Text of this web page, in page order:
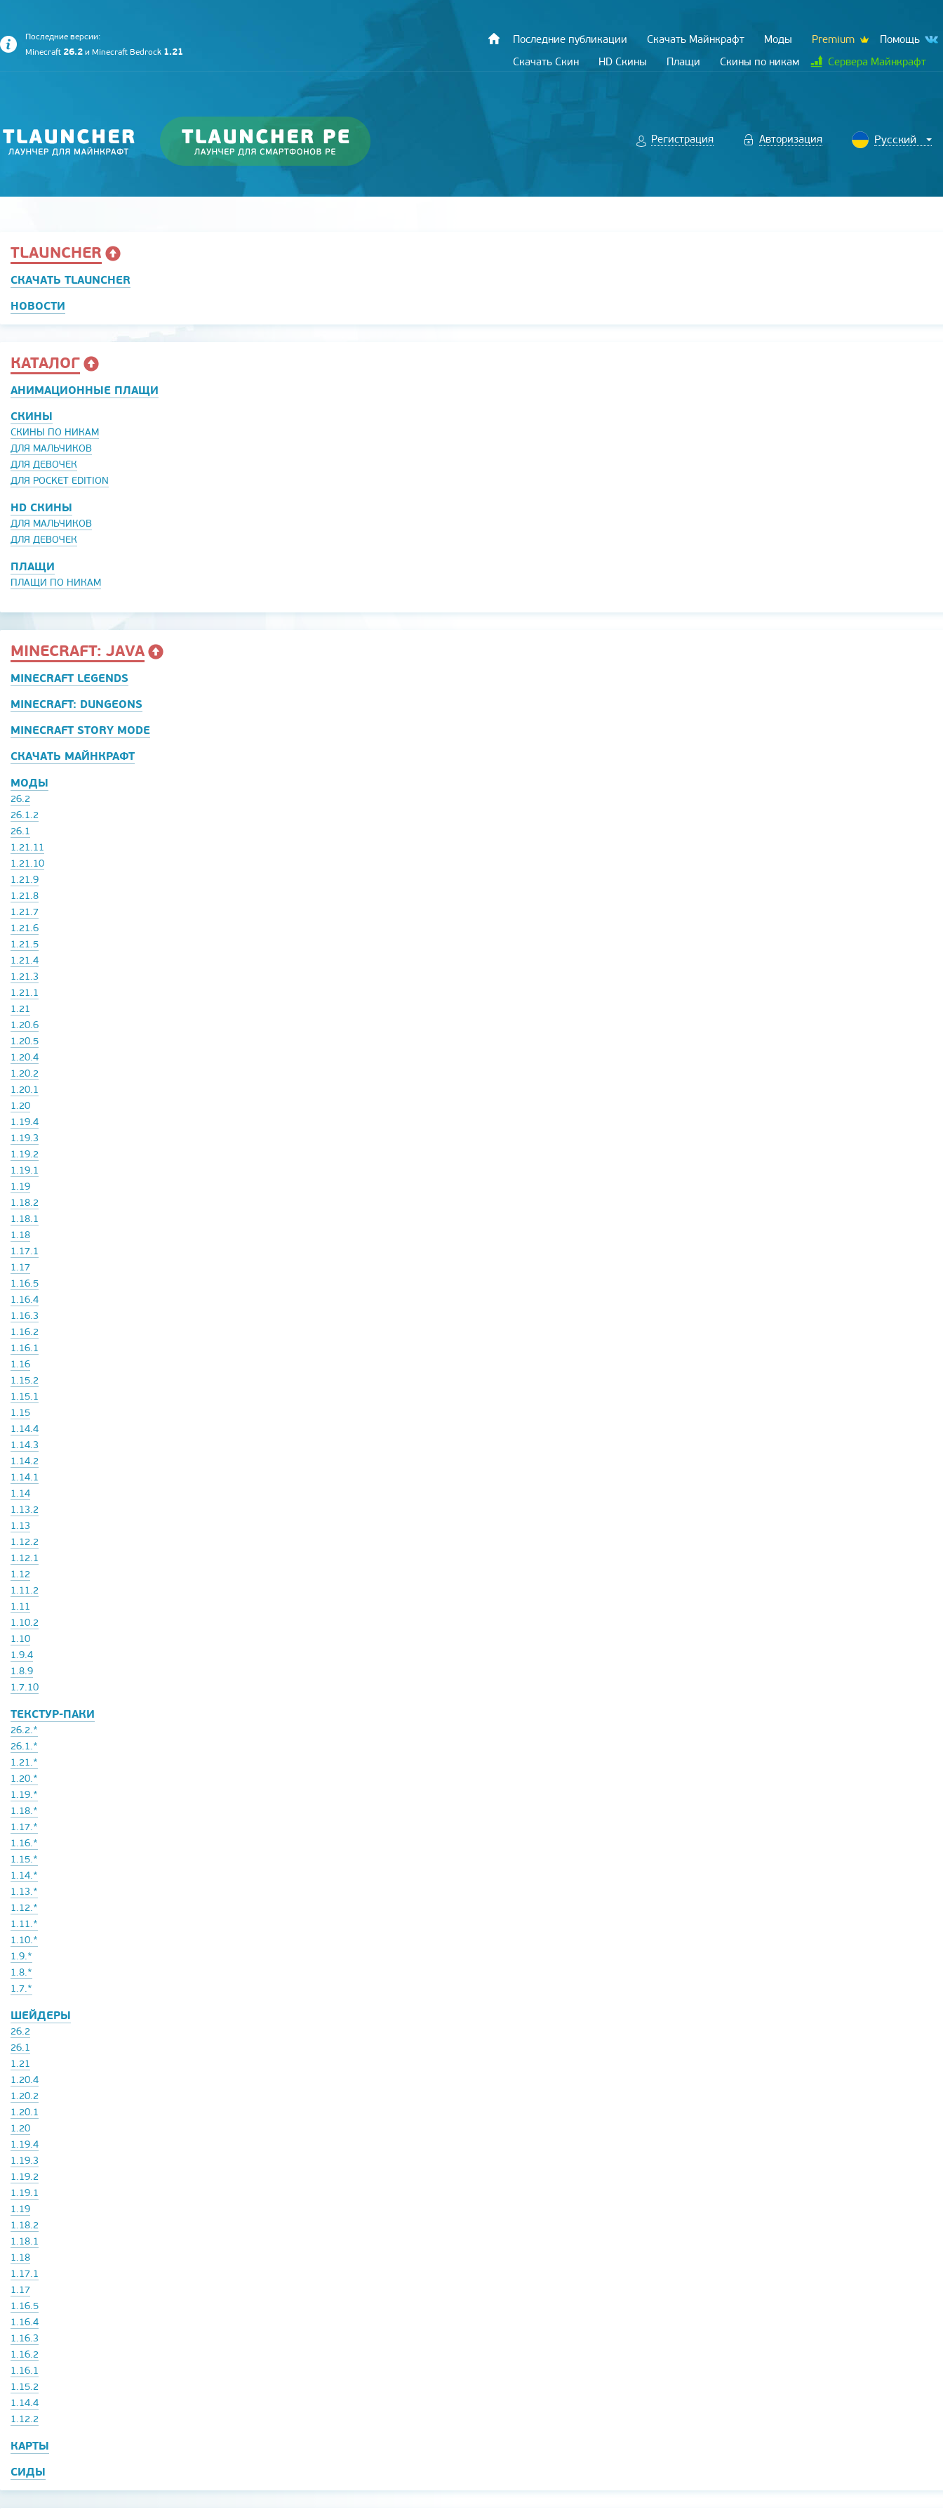
Последние версии:
Minecraft 26.2 и Minecraft Bedrock 1.21
Последние публикации Скачать Майнкрафт Моды Premium
Помощь
Скачать Скин
HD Скины Плащи Скины по никам Сервера Майнкрафт
Регистрация Авторизация
TLAUNCHER
СКАЧАТЬ TLAUNCHER
НОВОСТИ
КАТАЛОГ
АНИМАЦИОННЫЕ ПЛАЩИ
СКИНЫ
СКИНЫ ПО НИКАМ
ДЛЯ МАЛЬЧИКОВ
ДЛЯ ДЕВОЧЕК
ДЛЯ POCKET EDITION
HD СКИНЫ
ДЛЯ МАЛЬЧИКОВ
ДЛЯ ДЕВОЧЕК
ПЛАЩИ
ПЛАЩИ ПО НИКАМ
MINECRAFT: JAVA
MINECRAFT LEGENDS
MINECRAFT: DUNGEONS
MINECRAFT STORY MODE
СКАЧАТЬ МАЙНКРАФТ
МОДЫ
26.2
26.1.2
26.1
1.21.11
1.21.10
1.21.9
1.21.8
1.21.7
1.21.6
1.21.5
1.21.4
1.21.3
1.21.1
1.21
1.20.6
1.20.5
1.20.4
1.20.2
1.20.1
1.20
1.19.4
1.19.3
1.19.2
1.19.1
1.19
1.18.2
1.18.1
1.18
1.17.1
1.17
1.16.5
1.16.4
1.16.3
1.16.2
1.16.1
1.16
1.15.2
1.15.1
1.15
1.14.4
1.14.3
1.14.2
1.14.1
1.14
1.13.2
1.13
1.12.2
1.12.1
1.12
1.11.2
1.11
1.10.2
1.10
1.9.4
1.8.9
1.7.10
ТЕКСТУР-ПАКИ
26.2.*
26.1.*
1.21.*
1.20.*
1.19.*
1.18.*
1.17.*
1.16.*
1.15.*
1.14.*
1.13.*
1.12.*
1.11.*
1.10.*
1.9.*
1.8.*
1.7.*
ШЕЙДЕРЫ
26.2
26.1
1.21
1.20.4
1.20.2
1.20.1
1.20
1.19.4
1.19.3
1.19.2
1.19.1
1.19
1.18.2
1.18.1
1.18
1.17.1
1.17
1.16.5
1.16.4
1.16.3
1.16.2
1.16.1
1.15.2
1.14.4
1.12.2
КАРТЫ
СИДЫ